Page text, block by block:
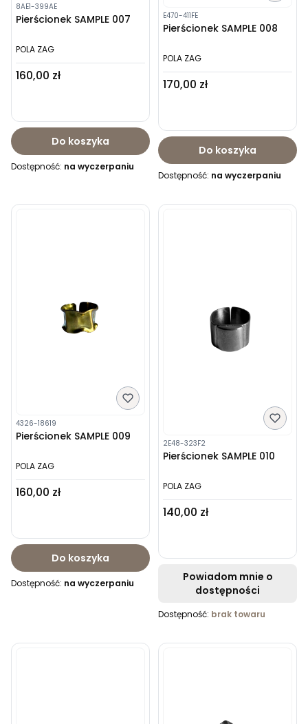
8AE1-399AE
Pierścionek SAMPLE 007
POLA ZAG
Cena
160,00 zł
Do koszyka
Dostępność: na wyczerpaniu
E470-411FE
Pierścionek SAMPLE 008
POLA ZAG
Cena
170,00 zł
Do koszyka
Dostępność: na wyczerpaniu
4326-18619
Pierścionek SAMPLE 009
POLA ZAG
Cena
160,00 zł
Do koszyka
Dostępność: na wyczerpaniu
2E48-323F2
Pierścionek SAMPLE 010
POLA ZAG
Cena
140,00 zł
Powiadom mnie o
dostępności
Dostępność: brak towaru